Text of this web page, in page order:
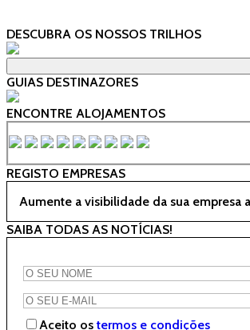
DESCUBRA OS NOSSOS TRILHOS
GUIAS DESTINAZORES
ENCONTRE ALOJAMENTOS
REGISTO EMPRESAS
Aumente a visibilidade da sua empresa
SAIBA TODAS AS NOTÍCIAS!
Aceito ostermos e condições